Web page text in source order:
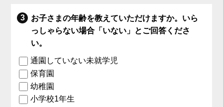
お子さまの年齢を教えていただけますか。いら
っしゃらない場合「いない」とご回答くださ
い。
通園していない未就学児
保育園
幼稚園
小学校1年生